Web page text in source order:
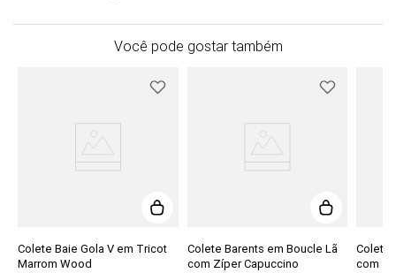
Você pode gostar também
Colete Baie Gola V em Tricot
Marrom Wood
Colete Barents em Boucle Lã
com Zíper Capuccino
Colete
com